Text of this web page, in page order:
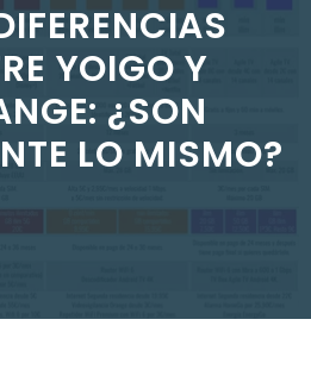
YOIGO Y
¿SON
LO MISMO?